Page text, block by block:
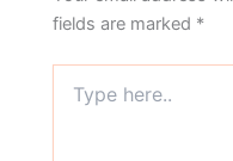
fields are marked *
here..